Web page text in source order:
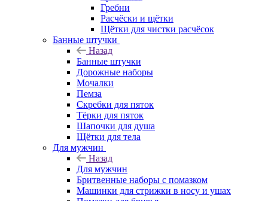
Гребни
Расчёски и щётки
Щётки для чистки расчёсок
Банные штучки
Назад
Банные штучки
Дорожные наборы
Мочалки
Пемза
Скребки для пяток
Тёрки для пяток
Шапочки для душа
Щётки для тела
Для мужчин
Назад
Для мужчин
Бритвенные наборы с помазком
Машинки для стрижки в носу и ушах